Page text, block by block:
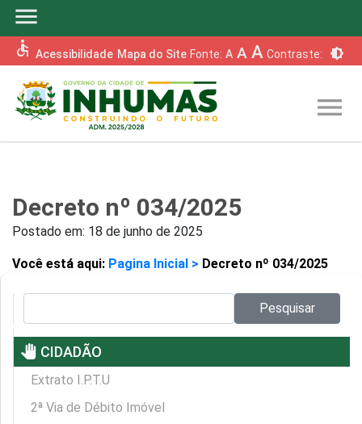
menu
accessible Acessibilidade Mapa do Site Fonte: A A A Contraste: brightness_6
menu
Decreto nº 034/2025
Postado em: 18 de junho de 2025
Você está aqui: Pagina Inicial > Decreto nº 034/2025
Pesquisar
pan_tool CIDADÃO
Extrato I.P.T.U
2ª Via de Débito Imóvel